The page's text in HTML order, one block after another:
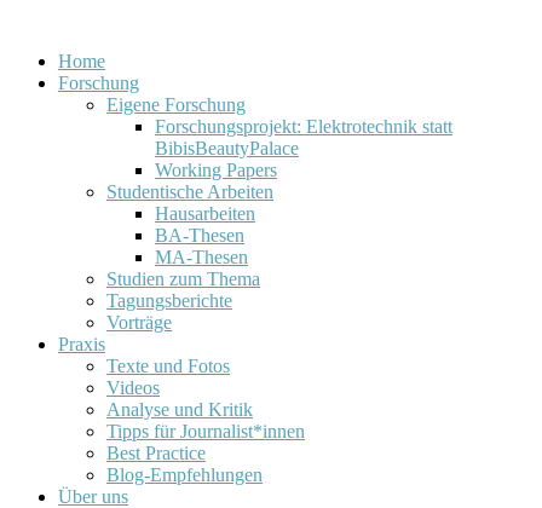
Home
Forschung
Eigene Forschung
Forschungsprojekt: Elektrotechnik statt
BibisBeautyPalace
Working Papers
Studentische Arbeiten
Hausarbeiten
BA-Thesen
MA-Thesen
Studien zum Thema
Tagungsberichte
Vorträge
Praxis
Texte und Fotos
Videos
Analyse und Kritik
Tipps für Journalist*innen
Best Practice
Blog-Empfehlungen
Über uns